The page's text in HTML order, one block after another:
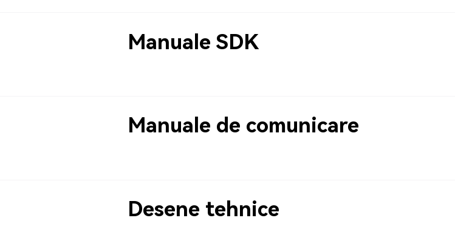
Manuale SDK
Manuale de comunicare
Desene tehnice